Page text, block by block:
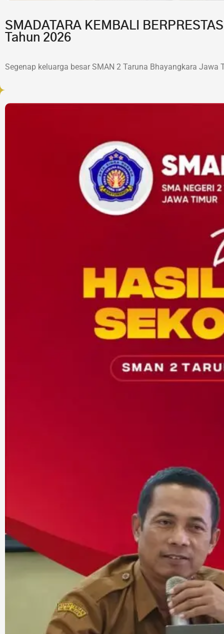
SMADATARA KEMBALI
Tahun 2026
Segenap keluarga besar SMAN 2 Taruna Bhayangkara Jawa